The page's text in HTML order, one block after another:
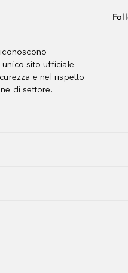
unico sito ufficiale
e nel rispetto
di settore.